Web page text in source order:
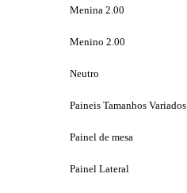
Menina 2.00
Menino 2.00
Neutro
Paineis Tamanhos Variados
Painel de mesa
Painel Lateral